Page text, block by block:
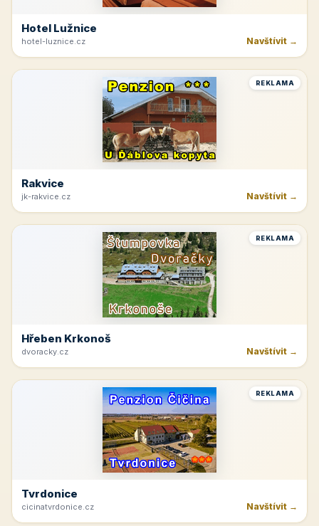
Hotel Lužnice
hotel-luznice.cz Navštívit →
REKLAMA
Rakvice
jk-rakvice.cz Navštívit →
REKLAMA
Hřeben Krkonoš
dvoracky.cz Navštívit →
REKLAMA
Tvrdonice
cicinatvrdonice.cz Navštívit →